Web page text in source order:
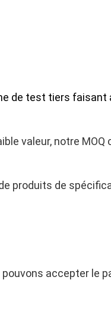
de test tiers faisant
valeur, notre
produits de
accepter le